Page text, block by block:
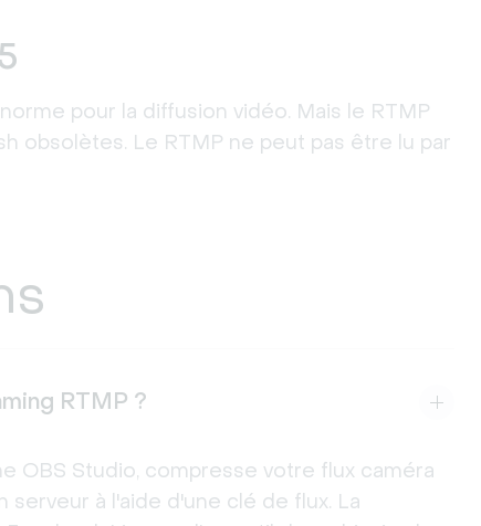
pour la diffusion vidéo. Mais le RTMP
obsolètes. Le RTMP ne peut pas être lu par
RTMP ?
OBS Studio, compresse votre flux caméra
serveur à l'aide d'une clé de flux. La